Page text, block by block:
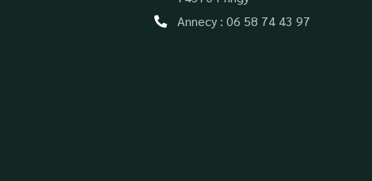
Annecy : 06 58 74 43 97